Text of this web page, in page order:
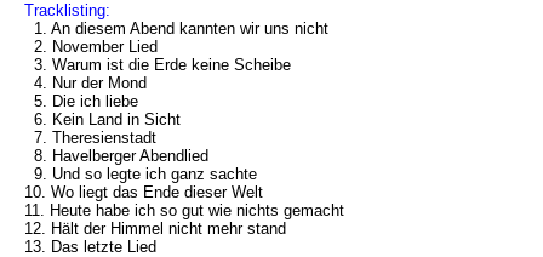
Tracklisting:
1. An diesem Abend kannten wir uns nicht
2. November Lied
3. Warum ist die Erde keine Scheibe
4. Nur der Mond
5. Die ich liebe
6. Kein Land in Sicht
7. Theresienstadt
8. Havelberger Abendlied
9. Und so legte ich ganz sachte
10. Wo liegt das Ende dieser Welt
11. Heute habe ich so gut wie nichts gemacht
12. Hält der Himmel nicht mehr stand
13. Das letzte Lied